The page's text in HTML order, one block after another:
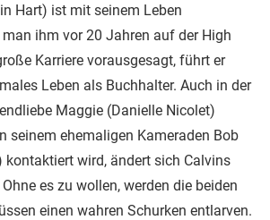
Hart) ist mit seinem Leben
ihm vor 20 Jahren auf der High
Karriere vorausgesagt, führt er
Leben als Buchhalter. Auch in der
Maggie (Danielle Nicolet)
seinem ehemaligen Kameraden Bob
kontaktiert wird, ändert sich Calvins
es zu wollen, werden die beiden
einen wahren Schurken entlarven.